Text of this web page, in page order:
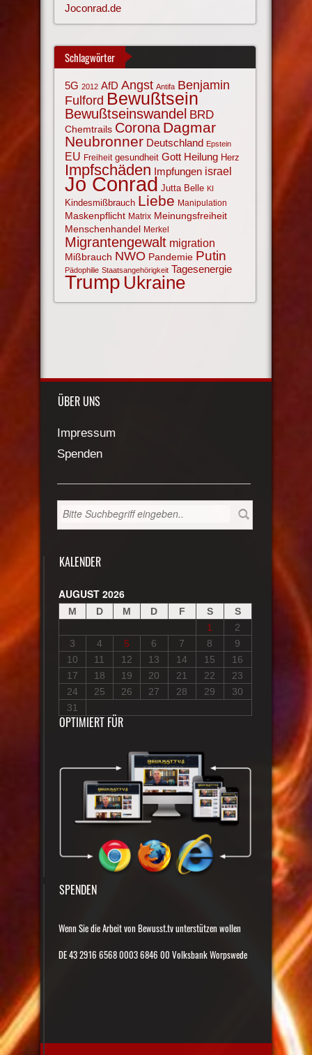
Joconrad.de
Schlagwörter
5G 2012 AfD Angst Antifa Benjamin
Fulford Bewußtsein
Bewußtseinswandel BRD
Chemtrails Corona Dagmar
Neubronner Deutschland Epstein
EU Freiheit gesundheit Gott Heilung Herz
Impfschäden Impfungen israel
Jo Conrad Jutta Belle KI
Kindesmißbrauch Liebe Manipulation
Maskenpflicht Matrix Meinungsfreiheit
Menschenhandel Merkel
Migrantengewalt migration
Mißbrauch NWO Pandemie Putin
Pädophilie Staatsangehörigkeit Tagesenergie
Trump Ukraine
ÜBER UNS
Impressum
Spenden
KALENDER
AUGUST 2026
M D M D F S
S
1
2
3
4 5 6 7 8
9
10
11 12 13 14 15
16
17
18 19 20 21 22
23
24
25 26 27 28 29
30
31
OPTIMIERT FÜR
SPENDEN
Wenn Sie die Arbeit von Bewusst.tv unterstützen wollen
DE 43 2916 6568 0003 6846 00 Volksbank Worpswede